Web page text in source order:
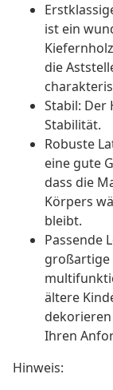
ist ein
die
Stabil:
Stabilität.
Robuste
eine gute
dass die
Körpers
bleibt.
Passende
großartige
ältere
Ihren
Hinweis: